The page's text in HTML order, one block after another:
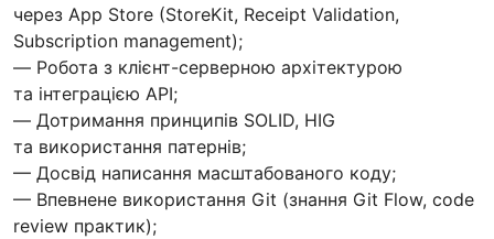
через App Store (StoreKit, Receipt Validation,
Subscription management);
— Робота з клієнт-серверною архітектурою
та інтеграцією API;
— Дотримання принципів SOLID, HIG
та використання патернів;
— Досвід написання масштабованого коду;
— Впевнене використання Git (знання Git Flow, code
review практик);